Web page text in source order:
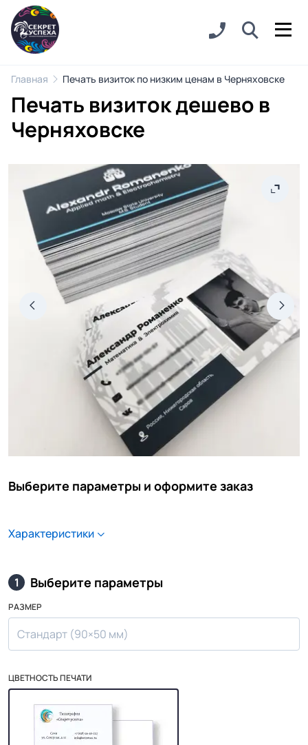
Главная Печать визиток по низким ценам в Черняховске
Печать визиток дешево в
Черняховске
Выберите параметры и оформите заказ
Характеристики
1 Выберите параметры
РАЗМЕР
Стандарт (90×50 мм)
ЦВЕТНОСТЬ ПЕЧАТИ